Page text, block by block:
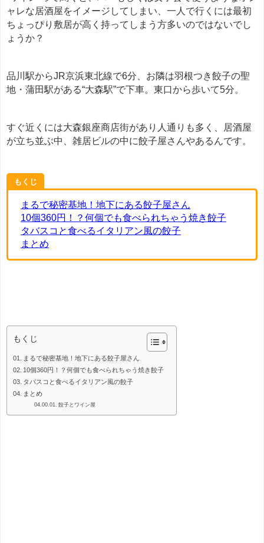
ャレな居酒屋をイメージしてしまい、一人で行くには最初
ちょっぴり敷居が高く持ってしまう方多いのではないでし
ょうか？
品川駅からJR京浜東北線で6分、お隣は羽根つき餃子の聖
地・蒲田駅がある“大森駅”で下車。東口から歩いて5分。
すぐ近くには大森銀座商店街があり人通りも多く、居酒屋
が立ち並ぶ中、雑居ビルの中に餃子屋さんやあるんです。
もくじ
まるで秘密基地！地下にある餃子屋さん
10個360円！？何個でも食べられちゃう焼き餃子
タバスコと食べるイタリアン風の餃子
まとめ
もくじ
まるで秘密基地！地下にある餃子屋さん
10個360円！？何個でも食べられちゃう焼き餃子
タバスコと食べるイタリアン風の餃子
まとめ
餃子とワイン屋